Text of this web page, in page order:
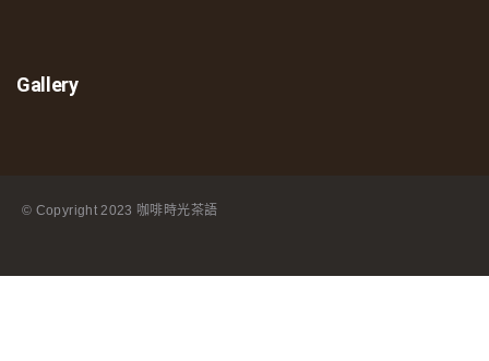
Gallery
© Copyright 2023 咖啡時光茶語